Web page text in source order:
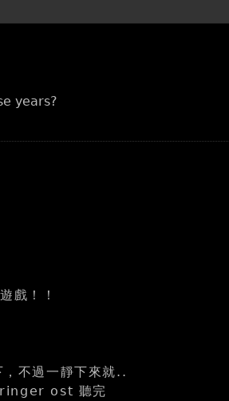
years?
戲！！
不過一靜下來就..
ost 聽完